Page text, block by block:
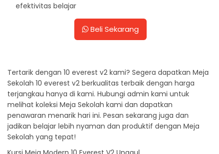
efektivitas belajar
Beli Sekarang
Tertarik dengan 10 everest v2 kami? Segera dapatkan Meja
Sekolah 10 everest v2 berkualitas terbaik dengan harga
terjangkau hanya di kami. Hubungi admin kami untuk
melihat koleksi Meja Sekolah kami dan dapatkan
penawaran menarik hari ini. Pesan sekarang juga dan
jadikan belajar lebih nyaman dan produktif dengan Meja
Sekolah yang tepat!